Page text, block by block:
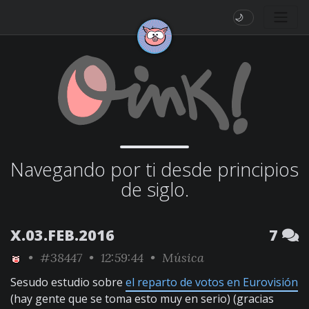
🌙
Navegando por ti desde principios
de siglo.
X.03.FEB.2016 7
• #38447 • 12:59:44 • Música
Sesudo estudio sobre el reparto de votos en Eurovisión
(hay gente que se toma esto muy en serio) (gracias